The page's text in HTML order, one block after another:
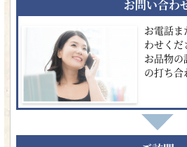
お問い合わ
お電話
わせくだ
お品物
の打ち合